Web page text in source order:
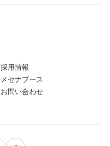
採用情報
メセナブース
お問い合わせ